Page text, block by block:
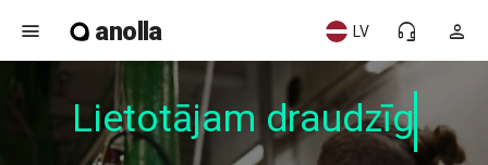
menu anolla person
headset_mic
LV
Lietotājam draudzīgs